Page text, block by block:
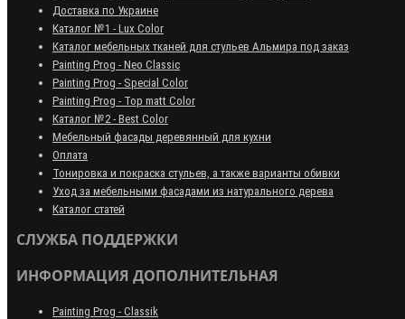
Доставка по Украине
Каталог №1 - Lux Color
Каталог мебельных тканей для стульев Альмира под заказ
Painting Prog - Neo Classiс
Painting Prog - Special Color
Painting Prog - Top matt Color
Каталог №2 - Best Color
Мебельный фасады деревянный для кухни
Оплата
Тонировка и покраска стульев, а также варианты обивки
Уход за мебельными фасадами из натурального дерева
Каталог статей
СЛУЖБА ПОДДЕРЖКИ
ИНФОРМАЦИЯ ДОПОЛНИТЕЛЬНАЯ
Painting Prog - Classik